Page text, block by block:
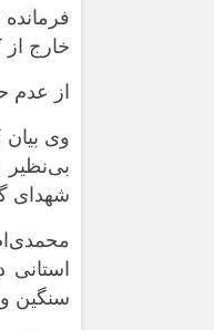
خارج
از عدم
وی
شهدای
سنگین